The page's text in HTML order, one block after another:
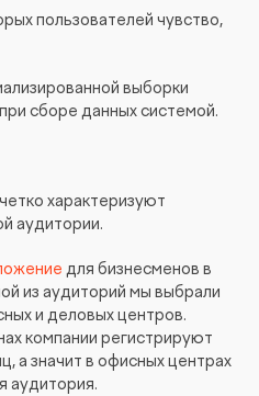
пользователей чувство,
выборки
сборе данных системой.
характеризуют
аудитории.
для бизнесменов в
из аудиторий мы выбрали
и деловых центров.
компании регистрируют
а значит в офисных центрах
аудитория.